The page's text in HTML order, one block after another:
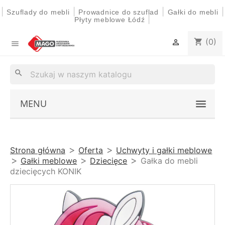
Szuflady do mebli Prowadnice do szuflad Gałki do mebli
Płyty meblowe Łódź
 shopping_cart (0)

search
MENU
Strona główna Oferta
Uchwyty i gałki meblowe
Gałki meblowe
Dziecięce
Gałka do mebli
dziecięcych KONIK